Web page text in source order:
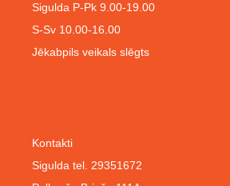
Kontakti
Sigulda tel. 29351672
Sigulda P-Pk 9.00-19.00
S-Sv 10.00-16.00
Jēkabpils veikals slēgts